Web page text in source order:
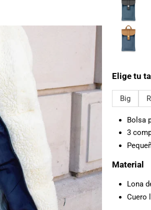
Elige tu
Big
Bolsa
3
Material
Lona
Cuero